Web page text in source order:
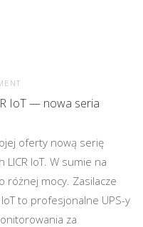
IoT — nowa seria
oferty nową serię
IoT. W sumie na
różnej mocy. Zasilacze
to profesjonalne UPS-y
za